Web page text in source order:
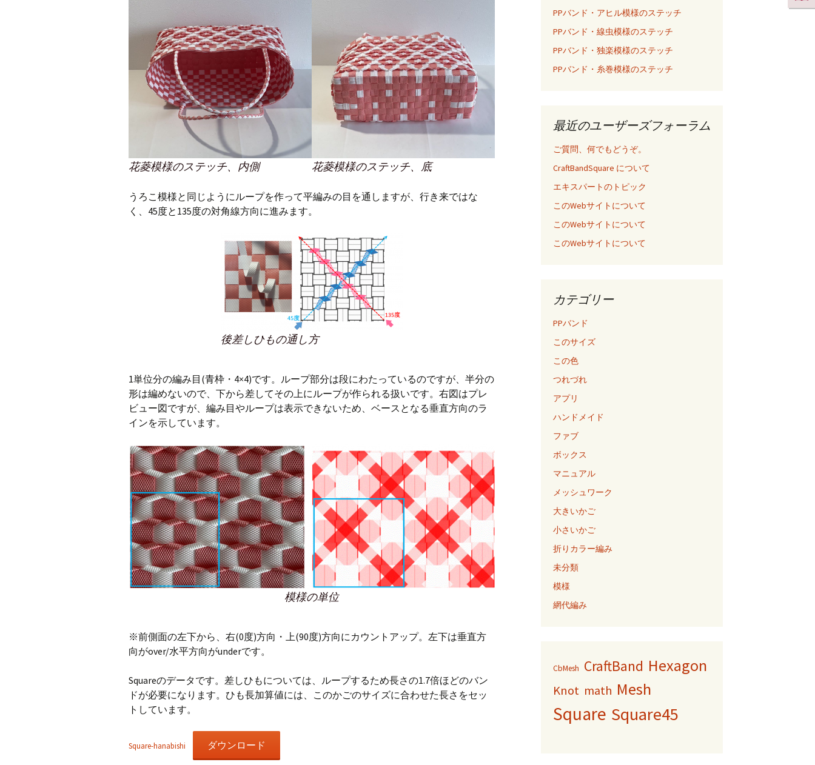
花菱模様のステッチ、内側 花菱模様のステッチ、底
うろこ模様と同じようにループを作って平編みの目を通しますが、行き来ではな
く、45度と135度の対角線方向に進みます。
後差しひもの通し方
1単位分の編み目(青枠・4×4)です。ループ部分は段にわたっているのですが、半分の
形は編めないので、下から差してその上にループが作られる扱いです。右図はプレ
ビュー図ですが、編み目やループは表示できないため、ベースとなる垂直方向のラ
インを示しています。
模様の単位
※前側面の左下から、右(0度)方向・上(90度)方向にカウントアップ。左下は垂直方
向がover/水平方向がunderです。
Squareのデータです。差しひもについては、ループするため長さの1.7倍ほどのバン
ドが必要になります。ひも長加算値には、このかごのサイズに合わせた長さをセッ
トしています。
Square-hanabishi ダウンロード
PPバンド・アヒル模様のステッチ
PPバンド・線虫模様のステッチ
PPバンド・独楽模様のステッチ
PPバンド・糸巻模様のステッチ
最近のユーザーズフォーラム
ご質問、何でもどうぞ。
CraftBandSquare について
エキスパートのトピック
このWebサイトについて
このWebサイトについて
このWebサイトについて
カテゴリー
PPバンド
このサイズ
この色
つれづれ
アプリ
ハンドメイド
ファブ
ボックス
マニュアル
メッシュワーク
大きいかご
小さいかご
折りカラー編み
未分類
模様
網代編み
CbMesh CraftBand Hexagon
Knot math Mesh
Square Square45